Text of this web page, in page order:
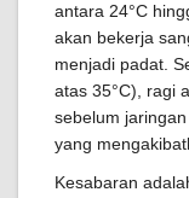
antara 24°C
akan bekerja
menjadi padat.
atas 35°C), ragi
sebelum
yang
Kesabaran